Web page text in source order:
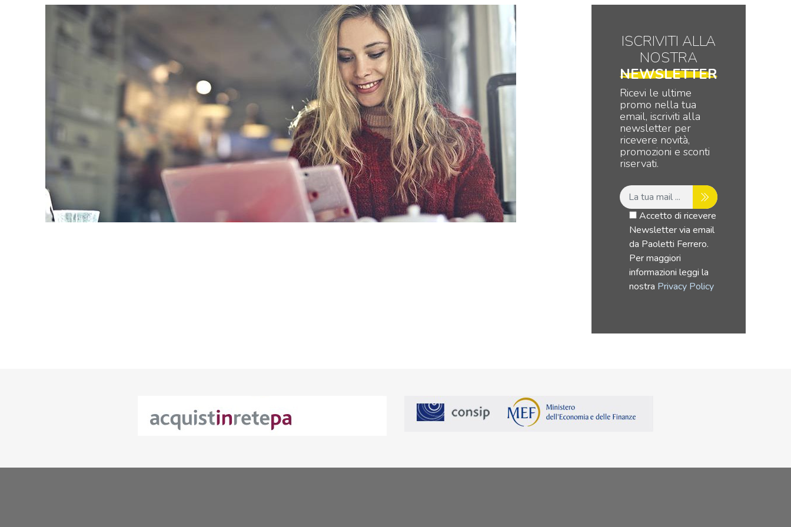
ISCRIVITI ALLA
NOSTRA
NEWSLETTER
Ricevi le ultime
promo nella tua
email, iscriviti alla
newsletter per
ricevere novità,
promozioni e sconti
riservati.
Accetto di ricevere
Newsletter via email
da Paoletti Ferrero.
Per maggiori
informazioni leggi la
nostra Privacy Policy